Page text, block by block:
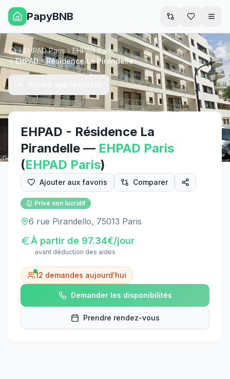
PapyBNB
Street View
AccueilEHPAD Paris
EHPAD Paris
EHPAD - Résidence La Pirandelle
EHPAD - Résidence La
Pirandelle — EHPAD Paris
(EHPAD Paris)
Ajouter aux favoris Comparer
Privé non lucratif
6 rue Pirandello, 75013 Paris
À partir de 97.34€/jour
avant déduction des aides
12 demandes aujourd'hui
Demander les disponibilités
Prendre rendez-vous